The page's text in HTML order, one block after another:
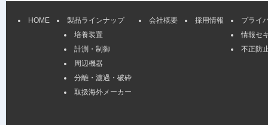
HOME
製品ラインナップ
培養装置
計測・制御
周辺機器
分離・濾過・破砕
取扱海外メーカー
会社概要 採用情報
プライ
情報セ
不正防